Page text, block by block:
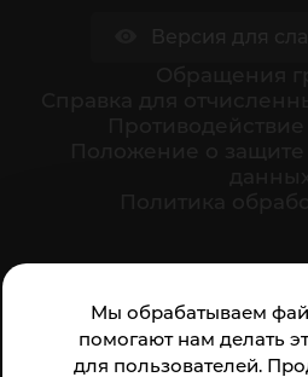
Мы обрабатываем
помогают нам делать
для пользователей.